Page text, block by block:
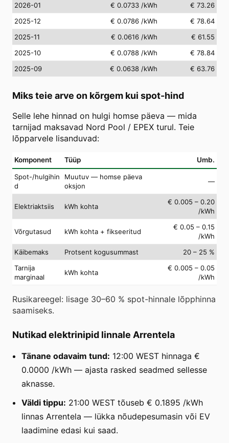
2026-01
€ 0.0733 /kWh
€ 73.26
2025-12
€ 0.0786 /kWh
€ 78.64
2025-11
€ 0.0616 /kWh
€ 61.55
2025-10
€ 0.0788 /kWh
€ 78.84
2025-09
€ 0.0638 /kWh € 63.76
Miks teie arve on kõrgem kui spot-hind
Selle lehe hinnad on hulgi homse päeva — mida
tarnijad maksavad Nord Pool / EPEX turul. Teie
lõpparvele lisanduvad:
Komponent Tüüp Umb.
Spot-/hulgihin
d
Muutuv — homse päeva
oksjon
—
Elektriaktsiis kWh kohta
€ 0.005 – 0.20
/kWh
Võrgutasud kWh kohta + fikseeritud
€ 0.05 – 0.15
/kWh
Käibemaks
Protsent kogusummast
20 – 25 %
Tarnija
marginaal
kWh kohta
€ 0.005 – 0.05
/kWh
Rusikareegel: lisage 30–60 % spot-hinnale lõpphinna
saamiseks.
Nutikad elektrinipid linnale Arrentela
Tänane odavaim tund: 12:00 WEST hinnaga €
0.0000 /kWh — ajasta rasked seadmed sellesse
aknasse.
Väldi tippu: 21:00 WEST tõuseb € 0.1895 /kWh
linnas Arrentela — lükka nõudepesumasin või EV
laadimine edasi kui saad.